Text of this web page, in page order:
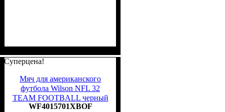
Суперцена!
Мяч для американского
футбола Wilson NFL 32
TEAM FOOTBALL черный
Размер 9 WF4015701XBOF
WF4015701XBOF